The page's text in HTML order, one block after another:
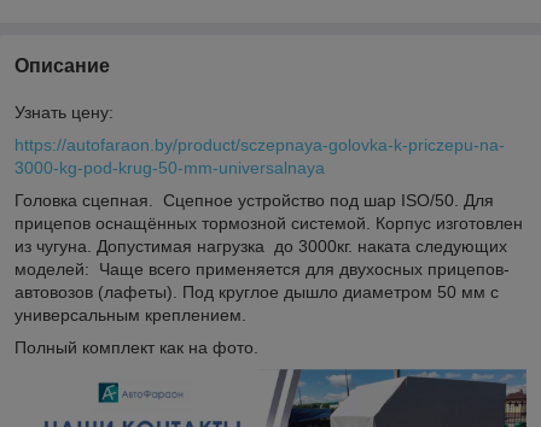
Описание
Узнать цену:
https://autofaraon.by/product/sczepnaya-golovka-k-priczepu-na-
3000-kg-pod-krug-50-mm-universalnaya
Головка сцепная. Сцепное устройство под шар ISO/50. Для
прицепов оснащённых тормозной системой. Корпус изготовлен
из чугуна. Допустимая нагрузка до 3000кг. наката следующих
моделей: Чаще всего применяется для двухосных прицепов-
автовозов (лафеты). Под круглое дышло диаметром 50 мм с
универсальным креплением.
Полный комплект как на фото.